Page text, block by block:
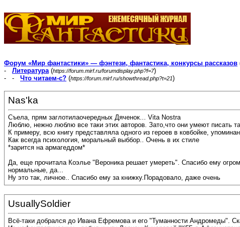
Форум «Мир фантастики» — фэнтези, фантастика, конкурсы рассказов
- Литература(https://forum.mirf.ru/forumdisplay.php?f=7)
- - Что читаем-с? (https://forum.mirf.ru/showthread.php?t=21)
Nas'ka
Съела, прям заглотилаочередных Дяченок... Vita Nostra
Люблю, нежно люблю все таки этих авторов. Зато,что они умеют писать
К примеру, всю книгу представляла одного из героев в ковбойке,
Как всегда психология, моральный выббор.. Очень в их стиле
*зарится на армагеддом*
Да, еще прочитала Коэлье "Вероника решает умереть". Спасибо ему
нормальные, да...
Ну это так, личное.. Спасибо ему за книжку.Порадовало, даже очень
UsuallySoldier
Всё-таки добрался до Ивана Ефремова и его "Туманности Андромеды".